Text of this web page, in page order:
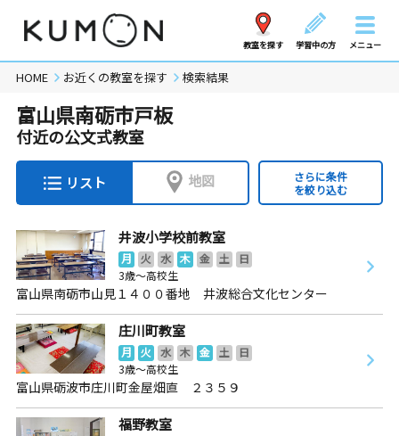
教室を探す 学習中の方 メニュー
HOME お近くの教室を探す 検索結果
富山県南砺市戸板
付近の公文式教室
リスト 地図
さらに条件
を絞り込む
井波小学校前教室
月 火 水 木 金 土
日
3歳～高校生
富山県南砺市山見１４００番地 井波総合文化センター
庄川町教室
月 火 水 木 金 土
日
3歳～高校生
富山県砺波市庄川町金屋畑直 ２３５９
福野教室